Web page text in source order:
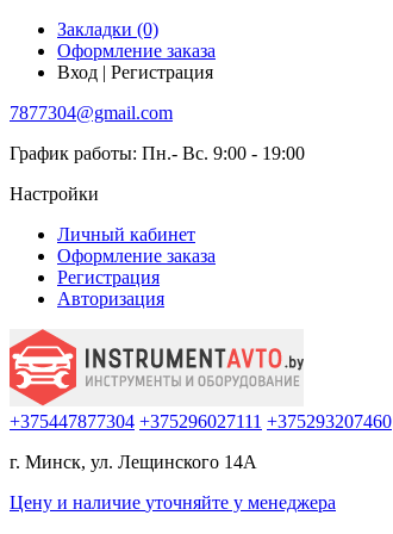
Закладки (0)
Оформление заказа
Вход | Регистрация
7877304@gmail.com
График работы: Пн.- Вс. 9:00 - 19:00
Настройки
Личный кабинет
Оформление заказа
Регистрация
Авторизация
+375447877304 +375296027111 +375293207460
г. Минск, ул. Лещинского 14А
Цену и наличие уточняйте у менеджера